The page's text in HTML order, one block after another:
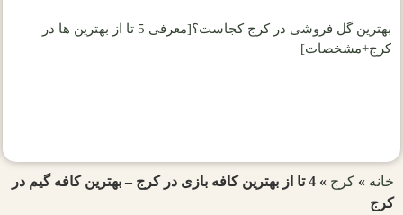
بهترین گل فروشی در کرج کجاست؟[معرفی 5 تا از بهترین ها در
کرج+مشخصات]
خانه » کرج »
4 تا از بهترین کافه بازی در کرج – بهترین کافه گیم در
کرج